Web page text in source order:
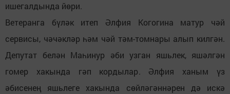
ишегалдында йөри.
Ветеранга бүләк итеп Әлфия Когогина матур чәй
сервисы, чәчәкләр һәм чәй тәм-томнары алып килгән.
Депутат белән Маһинур әби узган яшьлек, яшәлгән
гомер хакында гәп кордылар. Әлфия ханым үз
әбисенең яшьлеге хакында сөйләгәннәрен дә искә